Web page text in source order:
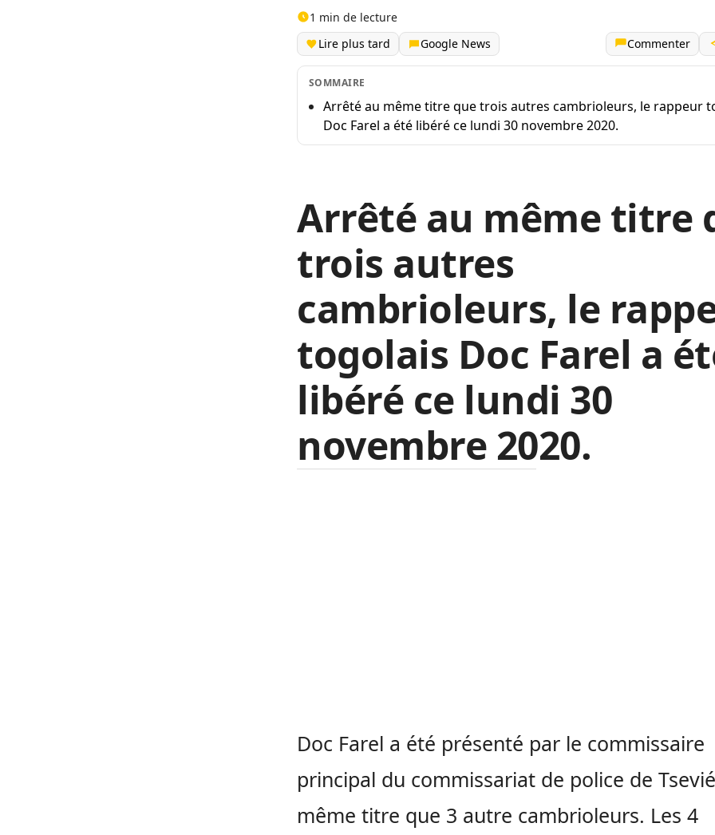
1 min de lecture
Lire plus tard
Google News Commenter
SOMMAIRE
Arrêté au même titre que trois autres cambrioleurs, le rappeur
Doc Farel a été libéré ce lundi 30 novembre 2020.
Arrêté au même titre
trois autres
cambrioleurs, le
togolais Doc Farel a
libéré ce lundi 30
novembre 2020.
Doc Farel a été présenté par le commissaire
principal du commissariat de police de
même titre que 3 autre cambrioleurs. Les 4